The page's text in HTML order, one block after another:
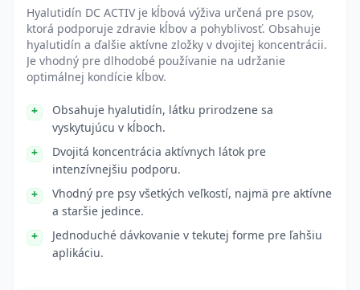
Hyalutidín DC ACTIV je kĺbová výživa určená pre psov,
ktorá podporuje zdravie kĺbov a pohyblivosť. Obsahuje
hyalutidín a ďalšie aktívne zložky v dvojitej koncentrácii.
Je vhodný pre dlhodobé používanie na udržanie
optimálnej kondície kĺbov.
Obsahuje hyalutidín, látku prirodzene sa
vyskytujúcu v kĺboch.
Dvojitá koncentrácia aktívnych látok pre
intenzívnejšiu podporu.
Vhodný pre psy všetkých veľkostí, najmä pre aktívne
a staršie jedince.
Jednoduché dávkovanie v tekutej forme pre ľahšiu
aplikáciu.